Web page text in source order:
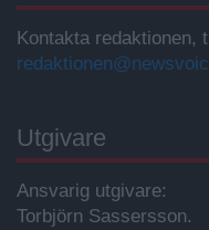
Kontakta redaktionen,
Utgivare
Ansvarig utgivare:
Torbjörn Sassersson.